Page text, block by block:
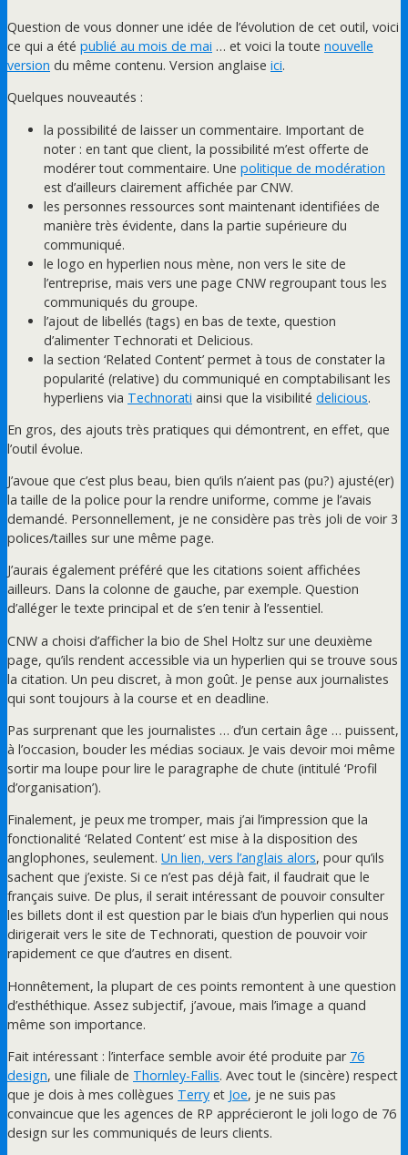
Question de vous donner une idée de l’évolution de cet outil, voici
ce qui a été publié au mois de mai … et voici la toute nouvelle
version du même contenu. Version anglaise ici.
Quelques nouveautés :
la possibilité de laisser un commentaire. Important de
noter : en tant que client, la possibilité m’est offerte de
modérer tout commentaire. Une politique de modération
est d’ailleurs clairement affichée par CNW.
les personnes ressources sont maintenant identifiées de
manière très évidente, dans la partie supérieure du
communiqué.
le logo en hyperlien nous mène, non vers le site de
l’entreprise, mais vers une page CNW regroupant tous les
communiqués du groupe.
l’ajout de libellés (tags) en bas de texte, question
d’alimenter Technorati et Delicious.
la section ‘Related Content’ permet à tous de constater la
popularité (relative) du communiqué en comptabilisant les
hyperliens via Technorati ainsi que la visibilité delicious.
En gros, des ajouts très pratiques qui démontrent, en effet, que
l’outil évolue.
J’avoue que c’est plus beau, bien qu’ils n’aient pas (pu?) ajusté(er)
la taille de la police pour la rendre uniforme, comme je l’avais
demandé. Personnellement, je ne considère pas très joli de voir 3
polices/tailles sur une même page.
J’aurais également préféré que les citations soient affichées
ailleurs. Dans la colonne de gauche, par exemple. Question
d’alléger le texte principal et de s’en tenir à l’essentiel.
CNW a choisi d’afficher la bio de Shel Holtz sur une deuxième
page, qu’ils rendent accessible via un hyperlien qui se trouve sous
la citation. Un peu discret, à mon goût. Je pense aux journalistes
qui sont toujours à la course et en deadline.
Pas surprenant que les journalistes … d’un certain âge … puissent,
à l’occasion, bouder les médias sociaux. Je vais devoir moi même
sortir ma loupe pour lire le paragraphe de chute (intitulé ‘Profil
d’organisation’).
Finalement, je peux me tromper, mais j’ai l’impression que la
fonctionalité ‘Related Content’ est mise à la disposition des
anglophones, seulement. Un lien, vers l’anglais alors, pour qu’ils
sachent que j’existe. Si ce n’est pas déjà fait, il faudrait que le
français suive. De plus, il serait intéressant de pouvoir consulter
les billets dont il est question par le biais d’un hyperlien qui nous
dirigerait vers le site de Technorati, question de pouvoir voir
rapidement ce que d’autres en disent.
Honnêtement, la plupart de ces points remontent à une question
d’esthéthique. Assez subjectif, j’avoue, mais l’image a quand
même son importance.
Fait intéressant : l’interface semble avoir été produite par 76
design, une filiale de Thornley-Fallis. Avec tout le (sincère) respect
que je dois à mes collègues Terry et Joe, je ne suis pas
convaincue que les agences de RP apprécieront le joli logo de 76
design sur les communiqués de leurs clients.